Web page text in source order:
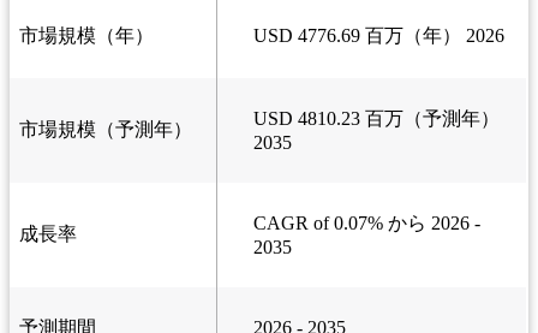
市場規模（年） USD 4776.69 百万（年） 2026
市場規模（予測年）
USD 4810.23 百万（予測年）
2035
成長率
CAGR of 0.07% から 2026 -
2035
予測期間 2026 - 2035